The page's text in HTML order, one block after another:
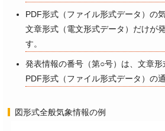
PDF形式（ファイル形式データ）の
文章形式（電文形式データ）だけが
す。
発表情報の番号（第○号）は、文章
PDF形式（ファイル形式データ）の
図形式全般気象情報の例